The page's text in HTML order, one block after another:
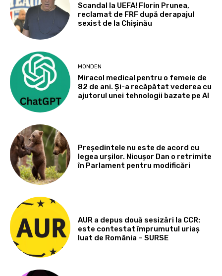
Scandal la UEFA! Florin Prunea,
reclamat de FRF după derapajul
sexist de la Chișinău
MONDEN
Miracol medical pentru o femeie de
82 de ani. Și-a recăpătat vederea cu
ajutorul unei tehnologii bazate pe AI
Președintele nu este de acord cu
legea urșilor. Nicușor Dan o retrimite
în Parlament pentru modificări
AUR a depus două sesizări la CCR:
este contestat împrumutul uriaș
luat de România – SURSE